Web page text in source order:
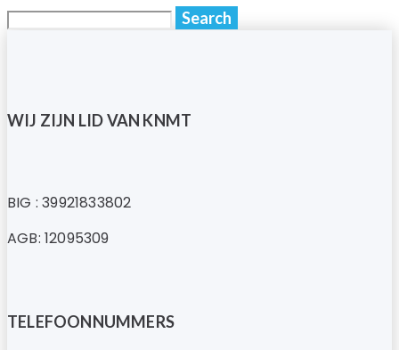
WIJ ZIJN LID VAN KNMT
BIG : 39921833802
AGB: 12095309
TELEFOONNUMMERS